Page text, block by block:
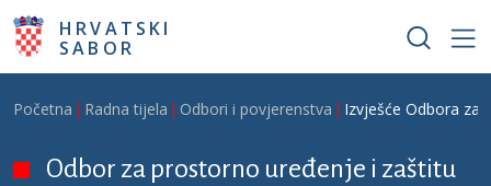
Skoči na glavni sadržaj
HRVATSKI
SABOR
Breadcrumb
Početna Radna tijela Odbori i povjerenstva Izvješće Odbora za
Odbor za prostorno uređenje i zaštitu